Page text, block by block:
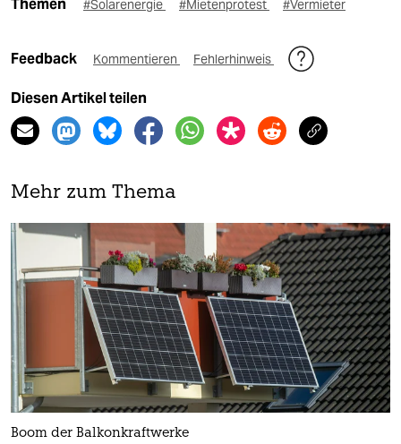
Themen #Solarenergie #Mietenprotest #Vermieter
Feedback Kommentieren Fehlerhinweis
Diesen Artikel teilen
Mehr zum Thema
Boom der Balkonkraftwerke